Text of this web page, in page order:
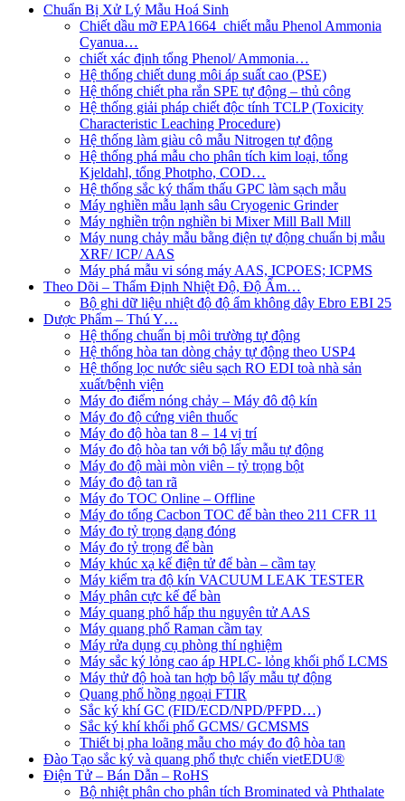
Chuẩn Bị Xử Lý Mẫu Hoá Sinh
Chiết dầu mỡ EPA1664_chiết mẫu Phenol Ammonia
Cyanua…
chiết xác định tổng Phenol/ Ammonia…
Hệ thống chiết dung môi áp suất cao (PSE)
Hệ thống chiết pha rắn SPE tự động – thủ công
Hệ thống giải pháp chiết độc tính TCLP (Toxicity
Characteristic Leaching Procedure)
Hệ thống làm giàu cô mẫu Nitrogen tự động
Hệ thống phá mẫu cho phân tích kim loại, tổng
Kjeldahl, tổng Photpho, COD…
Hệ thống sắc ký thẩm thấu GPC làm sạch mẫu
Máy nghiền mẫu lạnh sâu Cryogenic Grinder
Máy nghiền trộn nghiền bi Mixer Mill Ball Mill
Máy nung chảy mẫu bằng điện tự động chuẩn bị mẫu
XRF/ ICP/ AAS
Máy phá mẫu vi sóng máy AAS, ICPOES; ICPMS
Theo Dõi – Thẩm Định Nhiệt Độ, Độ Ẩm…
Bộ ghi dữ liệu nhiệt độ độ ẩm không dây Ebro EBI 25
Dược Phẩm – Thú Y…
Hệ thống chuẩn bị môi trường tự động
Hệ thống hòa tan dòng chảy tự động theo USP4
Hệ thống lọc nước siêu sạch RO EDI​​ toà nhà sản
xuất/bệnh viện
Máy đo điểm nóng chảy – Máy đô độ kín
Máy đo độ cứng viên thuốc
Máy đo độ hòa tan 8 – 14 vị trí
Máy đo độ hòa tan với bộ lấy mẫu tự động
Máy đo độ mài mòn viên – tỷ trọng bột
Máy đo độ tan rã
Máy đo TOC Online – Offline
Máy đo tổng Cacbon TOC để bàn theo 211 CFR 11
Máy đo tỷ trọng dạng đóng
Máy đo tỷ trọng để bàn
Máy khúc xạ kế điện tử để bàn – cầm tay
Máy kiểm tra độ kín VACUUM LEAK TESTER
Máy phân cực kế để bàn
Máy quang phổ hấp thu nguyên tử AAS
Máy quang phổ Raman cầm tay
Máy rửa dụng cụ phòng thí nghiệm
Máy sắc ký lỏng cao áp HPLC- lỏng khối phổ LCMS
Máy thử độ hoà tan hợp bộ lấy mẫu tự động
Quang phổ hồng ngoại FTIR
Sắc ký khí GC (FID/ECD/NPD/PFPD…)
Sắc ký khí khối phổ GCMS/ GCMSMS
Thiết bị pha loãng mẫu cho máy đo độ hòa tan
Đào Tạo sắc ký và quang phổ thực chiến vietEDU®
Điện Tử – Bán Dẫn – RoHS
Bộ nhiệt phân cho phân tích Brominated và Phthalate